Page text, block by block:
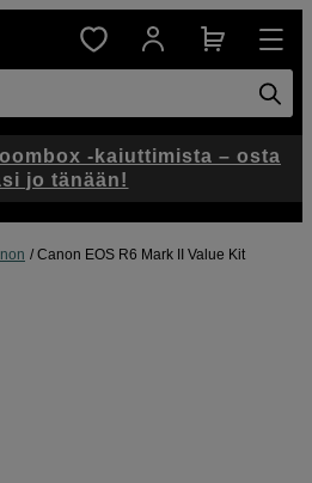
Canon EOS R6 Mark II Value Kit
-kaiuttimista – osta
jo tänään!